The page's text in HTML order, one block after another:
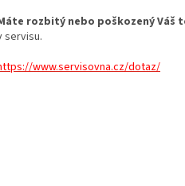
rozbitý nebo poškozený Váš
servisu.
www.servisovna.cz/dotaz/